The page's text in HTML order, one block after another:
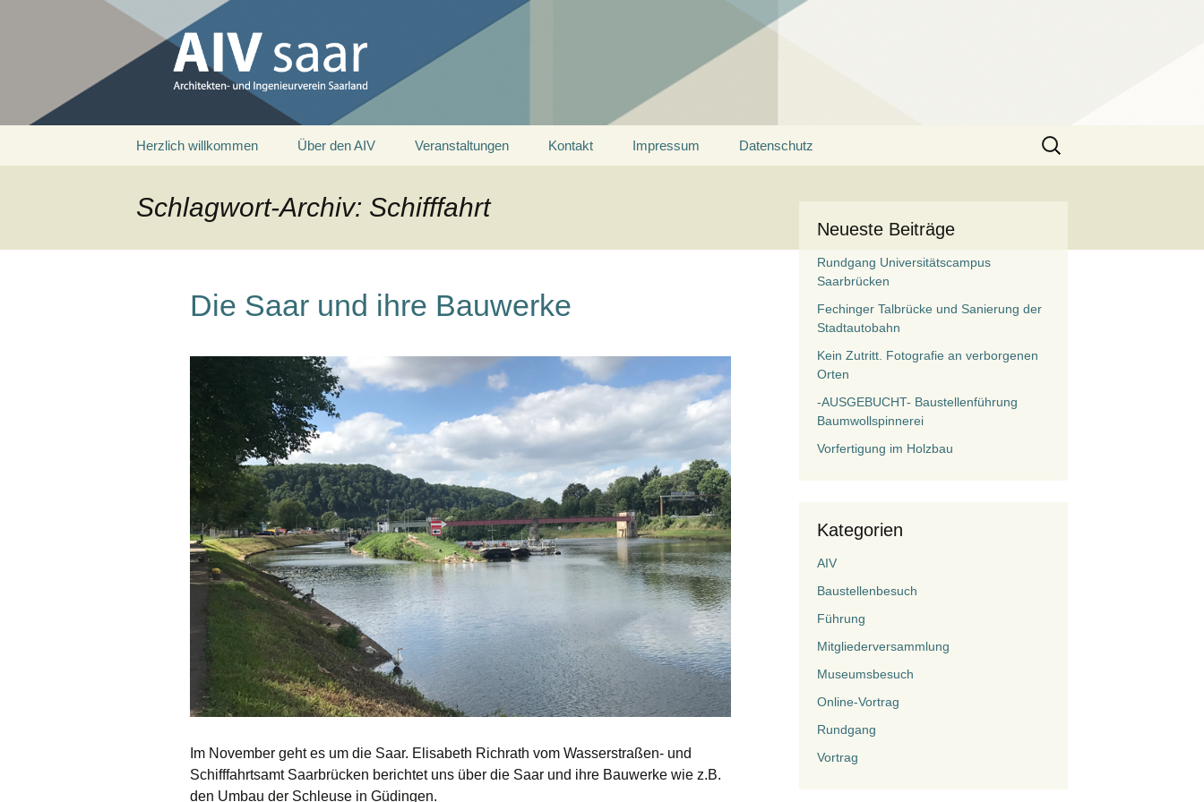
AIV saar
Architekten- und Ingenieurverein Saarland
Herzlich willkommen Über den AIV Veranstaltungen Kontakt Impressum Datenschutz
Suchen
nach:
Schlagwort-Archiv: Schifffahrt
Die Saar und ihre Bauwerke
Im November geht es um die Saar. Elisabeth Richrath vom Wasserstraßen- und
Schifffahrtsamt Saarbrücken berichtet uns über die Saar und ihre Bauwerke wie z.B.
den Umbau der Schleuse in Güdingen.
Neueste Beiträge
Rundgang Universitätscampus
Saarbrücken
Fechinger Talbrücke und Sanierung der
Stadtautobahn
Kein Zutritt. Fotografie an verborgenen
Orten
-AUSGEBUCHT- Baustellenführung
Baumwollspinnerei
Vorfertigung im Holzbau
Kategorien
AIV
Baustellenbesuch
Führung
Mitgliederversammlung
Museumsbesuch
Online-Vortrag
Rundgang
Vortrag